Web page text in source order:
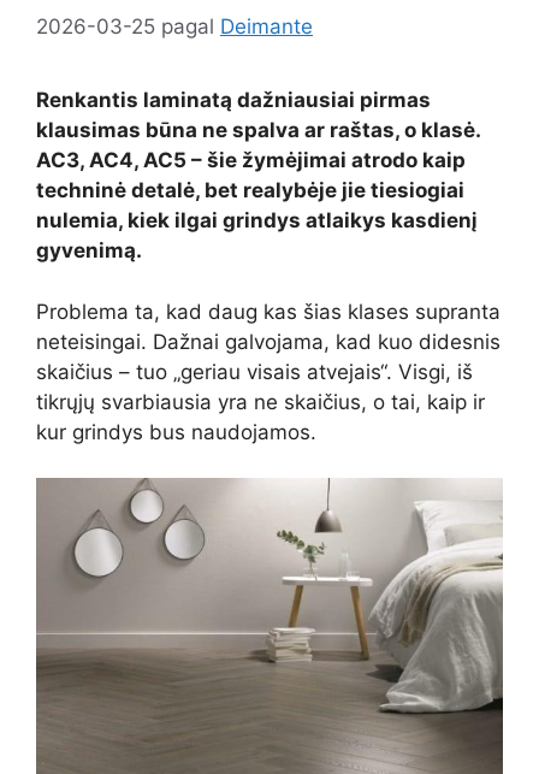
2026-03-25 pagal Deimante
Renkantis laminatą dažniausiai pirmas
klausimas būna ne spalva ar raštas, o klasė.
AC3, AC4, AC5 – šie žymėjimai atrodo kaip
techninė detalė, bet realybėje jie tiesiogiai
nulemia, kiek ilgai grindys atlaikys kasdienį
gyvenimą.
Problema ta, kad daug kas šias klases supranta
neteisingai. Dažnai galvojama, kad kuo didesnis
skaičius – tuo „geriau visais atvejais“. Visgi, iš
tikrųjų svarbiausia yra ne skaičius, o tai, kaip ir
kur grindys bus naudojamos.